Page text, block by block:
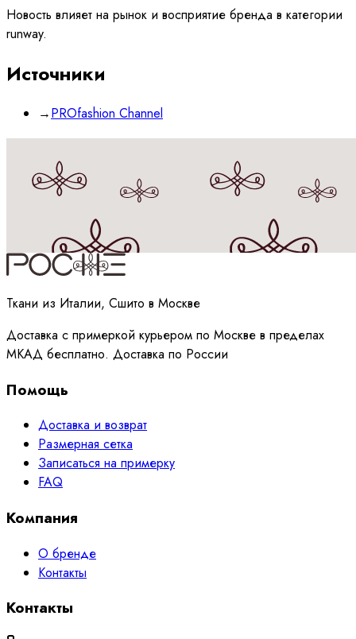
Новость влияет на рынок и восприятие бренда в категории
runway.
Источники
→PROfashion Channel
Принимаюполитикуобработки данных
Ткани из Италии, Сшито в Москве
Доставка с примеркой курьером по Москве в пределах
МКАД бесплатно. Доставка по России
Помощь
Доставка и возврат
Размерная сетка
Записаться на примерку
FAQ
Компания
О бренде
Контакты
Контакты